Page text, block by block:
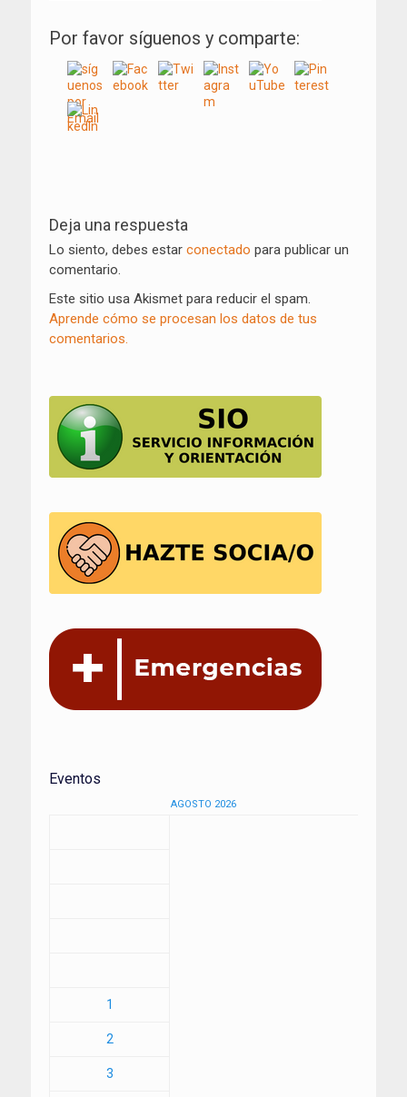
Por favor síguenos y comparte:
de
entradas
Deja una respuesta
Lo siento, debes estar conectado para publicar un
comentario.
Este sitio usa Akismet para reducir el spam.
Aprende cómo se procesan los datos de tus
comentarios.
Eventos
AGOSTO 2026
1
2
3